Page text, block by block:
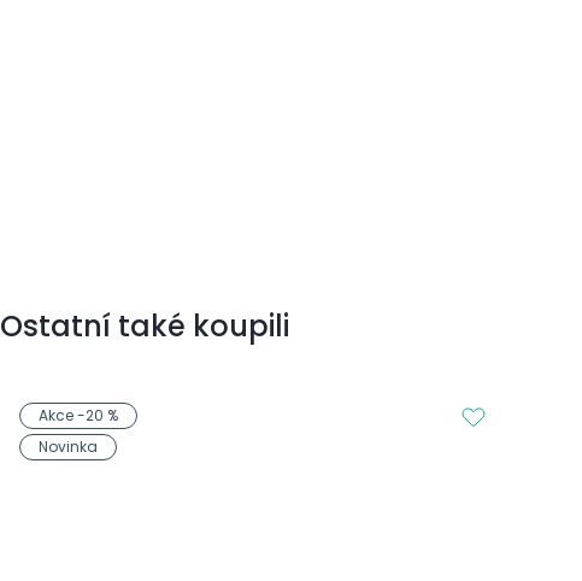
Ostatní také koupili
Akce -20 %
Novinka